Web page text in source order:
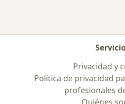
Privacidad y
Política de privacidad
profesionales